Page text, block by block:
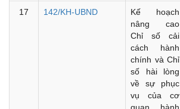
17 142/KH-UBND
Kế hoạch
nâng cao
Chỉ số cải
cách hành
chính và Chỉ
số hài lòng
về sự phục
vụ của cơ
quan hành